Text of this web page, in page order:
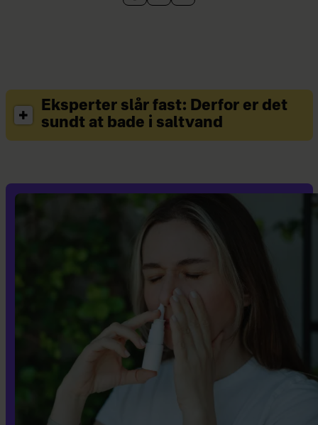
Eksperter slår fast: Derfor er det
sundt at bade i saltvand